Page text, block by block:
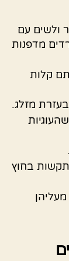
ולשים עם
מדפנות
קלות
בעזרת מזלג.
בחוץ